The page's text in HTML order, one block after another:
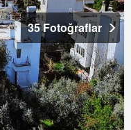
35 Fotoğraflar